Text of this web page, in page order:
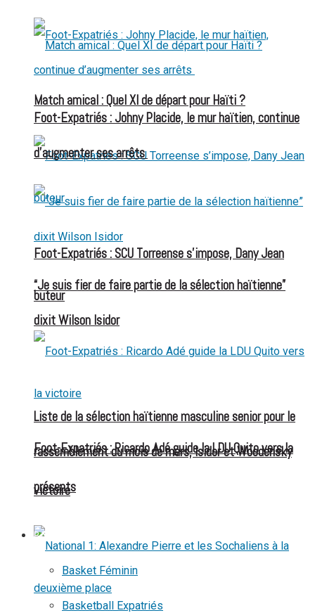
Match amical : Quel XI de départ pour Haïti ?
Foot-Expatriés : SCU Torreense s’impose, Dany Jean
buteur
Foot-Expatriés : Ricardo Adé guide la LDU Quito vers la
victoire
Foot-Expatriés : Johny Placide, le mur haïtien, continue
d’augmenter ses arrêts
“Je suis fier de faire partie de la sélection haïtienne”
dixit Wilson Isidor
Liste de la sélection haïtienne masculine senior pour le
rassemblement du mois de mars, Isidor et Woodensky
présents
BASKETBALL
Basket Féminin
Basketball Expatriés